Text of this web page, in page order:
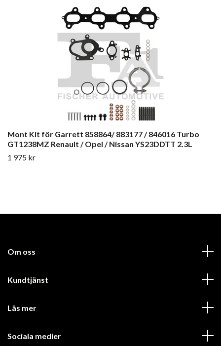
Mont Kit för Garrett 858864/ 883177 / 846016 Turbo
GT1238MZ Renault / Opel / Nissan YS23DDTT 2.3L
1 975 kr
Om oss
Kundtjänst
Läs mer
Sociala medier